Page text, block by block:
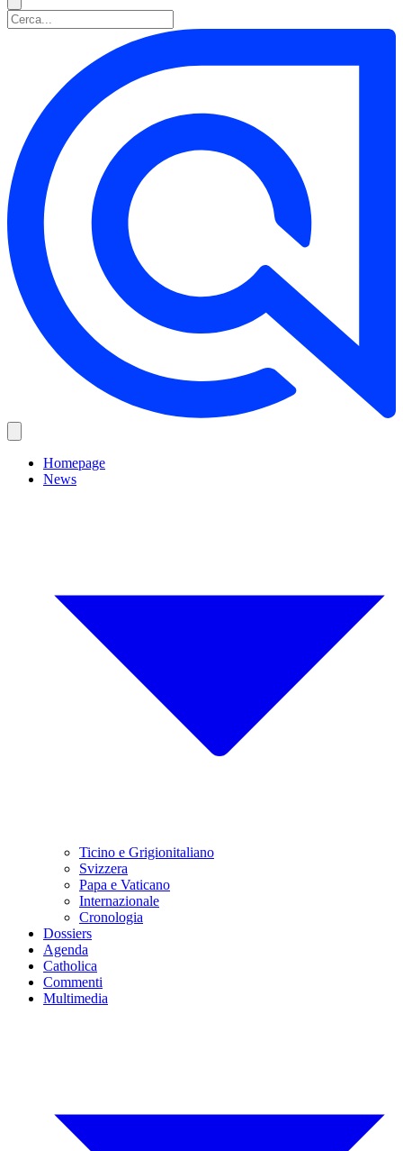
Homepage
News
Ticino e Grigionitaliano
Svizzera
Papa e Vaticano
Internazionale
Cronologia
Dossiers
Agenda
Catholica
Commenti
Multimedia